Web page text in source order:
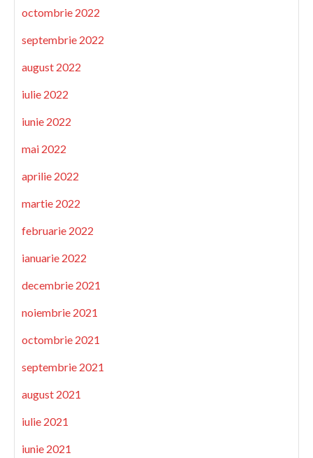
octombrie 2022
septembrie 2022
august 2022
iulie 2022
iunie 2022
mai 2022
aprilie 2022
martie 2022
februarie 2022
ianuarie 2022
decembrie 2021
noiembrie 2021
octombrie 2021
septembrie 2021
august 2021
iulie 2021
iunie 2021